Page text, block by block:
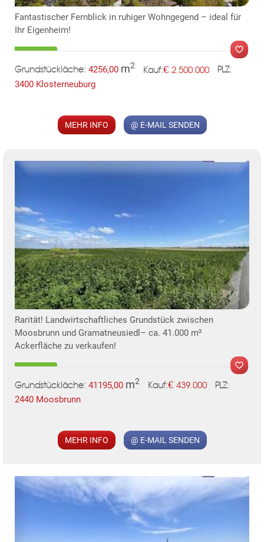
KLIS
Fantastischer Fernblick in ruhiger Wohngegend – ideal für
Ihr Eigenheim!
Grundstückläche: 4256,00 m2 Kauf:€ 2.500.000 PLZ:
3400 Klosterneuburg
MEHR INFO @ E-MAIL SENDEN
Rarität! Landwirtschaftliches Grundstück zwischen
Moosbrunn und Gramatneusiedl– ca. 41.000 m²
Ackerfläche zu verkaufen!
Grundstückläche: 41195,00 m2 Kauf:€ 439.000 PLZ:
2440 Moosbrunn
MEHR INFO @ E-MAIL SENDEN